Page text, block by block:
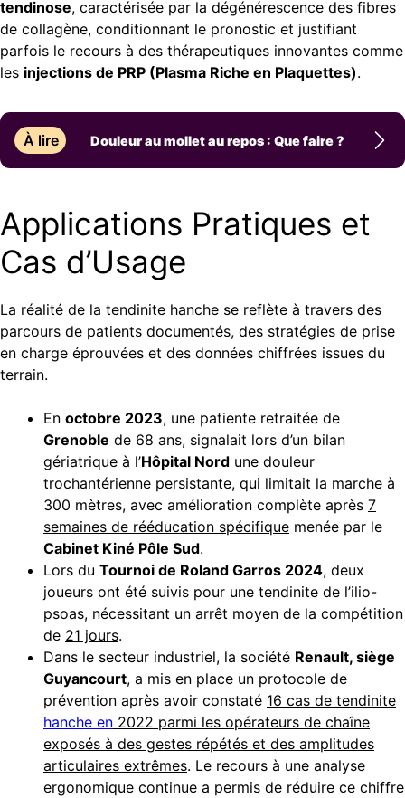
tendinose, caractérisée par la dégénérescence des fibres
de collagène, conditionnant le pronostic et justifiant
parfois le recours à des thérapeutiques innovantes comme
les injections de PRP (Plasma Riche en Plaquettes).
À lire Douleur au mollet au repos : Que faire ?
Applications Pratiques et
Cas d’Usage
La réalité de la tendinite hanche se reflète à travers des
parcours de patients documentés, des stratégies de prise
en charge éprouvées et des données chiffrées issues du
terrain.
En octobre 2023, une patiente retraitée de
Grenoble de 68 ans, signalait lors d’un bilan
gériatrique à l’Hôpital Nord une douleur
trochantérienne persistante, qui limitait la marche à
300 mètres, avec amélioration complète après 7
semaines de rééducation spécifique menée par le
Cabinet Kiné Pôle Sud.
Lors du Tournoi de Roland Garros 2024, deux
joueurs ont été suivis pour une tendinite de l’ilio-
psoas, nécessitant un arrêt moyen de la compétition
de 21 jours.
Dans le secteur industriel, la société Renault, siège
Guyancourt, a mis en place un protocole de
prévention après avoir constaté 16 cas de tendinite
hanche en 2022 parmi les opérateurs de chaîne
exposés à des gestes répétés et des amplitudes
articulaires extrêmes. Le recours à une analyse
ergonomique continue a permis de réduire ce chiffre